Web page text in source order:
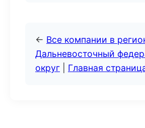
← Все компании в
Дальневосточный
округ
Главная